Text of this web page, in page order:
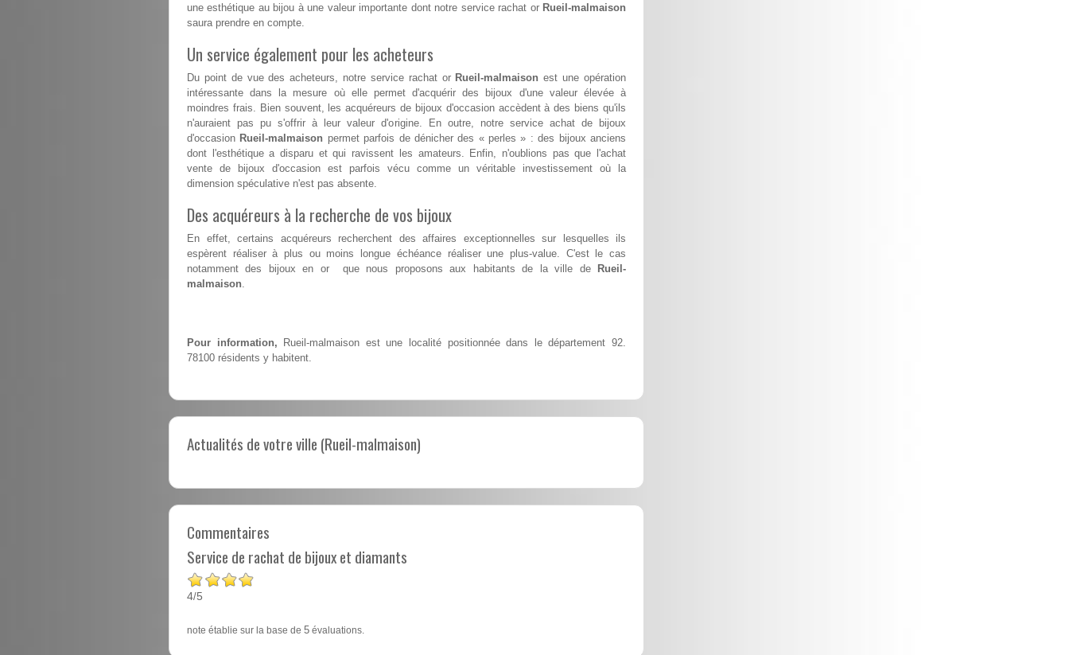
une esthétique au bijou à une valeur importante dont notre service rachat or Rueil-malmaison
saura prendre en compte.
Un service également pour les acheteurs
Du point de vue des acheteurs, notre service rachat or Rueil-malmaison est une opération
intéressante dans la mesure où elle permet d'acquérir des bijoux d'une valeur élevée à
moindres frais. Bien souvent, les acquéreurs de bijoux d'occasion accèdent à des biens qu'ils
n'auraient pas pu s'offrir à leur valeur d'origine. En outre, notre service achat de bijoux
d'occasion Rueil-malmaison permet parfois de dénicher des « perles » : des bijoux anciens
dont l'esthétique a disparu et qui ravissent les amateurs. Enfin, n'oublions pas que l'achat
vente de bijoux d'occasion est parfois vécu comme un véritable investissement où la
dimension spéculative n'est pas absente.
Des acquéreurs à la recherche de vos bijoux
En effet, certains acquéreurs recherchent des affaires exceptionnelles sur lesquelles ils
espèrent réaliser à plus ou moins longue échéance réaliser une plus-value. C'est le cas
notamment des bijoux en or que nous proposons aux habitants de la ville de Rueil-
malmaison
Pour information, Rueil-malmaison est une localité positionnée dans le département 92.
78100 résidents y habitent.
Actualités de votre ville (Rueil-malmaison)
Commentaires
Service de rachat de bijoux et diamants
4/5
note établie sur la base de 5 évaluations.